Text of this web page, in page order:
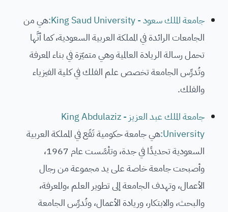
جامعة الملك سعود - King Saud University:
هي من
الجامعات الرائدة في المملكة العربية السعودية، كما أنَّها
تحمل رسالة الريادة العالمية وهي متميّزة في بناء المعرفة
وتُدرِّس الجامعة تخصص علم الفلك في كلية الفيزياء
والفلك.
جامعة الملك عبد العزيز - King Abdulaziz
University: هي جامعة حكومية تَقَع في المملكة العربية
السعودية تحديدًا في جدة، وتأسَّست عام 1967،
وأصبحت جامعة خاصة على يد مجموعة من رجال
الأعمال، وتهدف الجامعة إلى تطوير العلم ،والمعرفة،
والبحث، والابتكار، وريادة الأعمال، وتُدرِّس الجامعة